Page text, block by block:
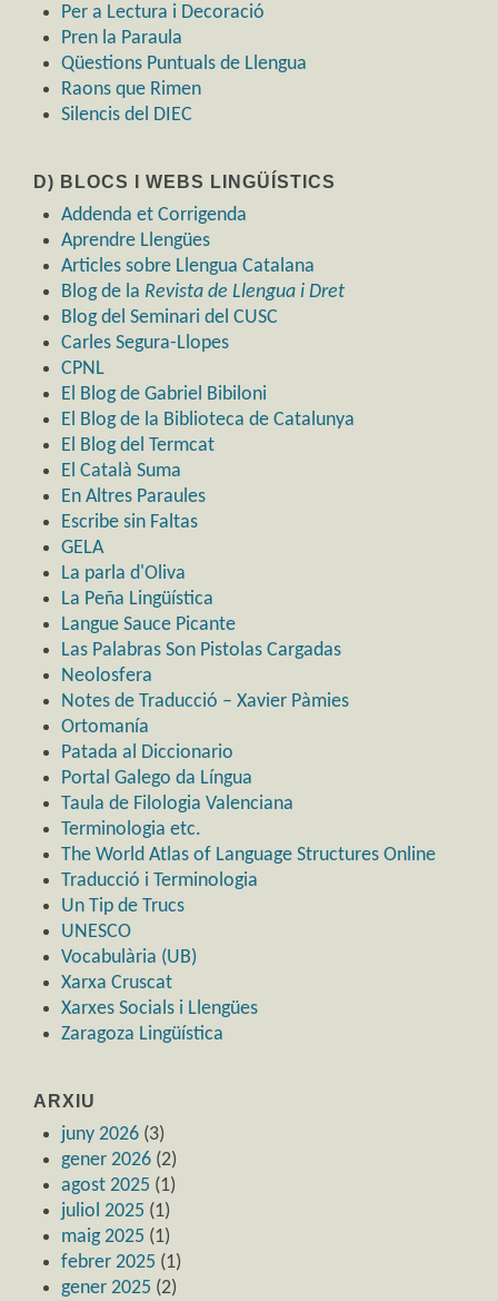
Per a Lectura i Decoració
Pren la Paraula
Qüestions Puntuals de Llengua
Raons que Rimen
Silencis del DIEC
D) BLOCS I WEBS LINGÜÍSTICS
Addenda et Corrigenda
Aprendre Llengües
Articles sobre Llengua Catalana
Blog de la Revista de Llengua i Dret
Blog del Seminari del CUSC
Carles Segura-Llopes
CPNL
El Blog de Gabriel Bibiloni
El Blog de la Biblioteca de Catalunya
El Blog del Termcat
El Català Suma
En Altres Paraules
Escribe sin Faltas
GELA
La parla d'Oliva
La Peña Lingüística
Langue Sauce Picante
Las Palabras Son Pistolas Cargadas
Neolosfera
Notes de Traducció – Xavier Pàmies
Ortomanía
Patada al Diccionario
Portal Galego da Língua
Taula de Filologia Valenciana
Terminologia etc.
The World Atlas of Language Structures Online
Traducció i Terminologia
Un Tip de Trucs
UNESCO
Vocabulària (UB)
Xarxa Cruscat
Xarxes Socials i Llengües
Zaragoza Lingüística
ARXIU
juny 2026 (3)
gener 2026 (2)
agost 2025 (1)
juliol 2025 (1)
maig 2025 (1)
febrer 2025 (1)
gener 2025 (2)